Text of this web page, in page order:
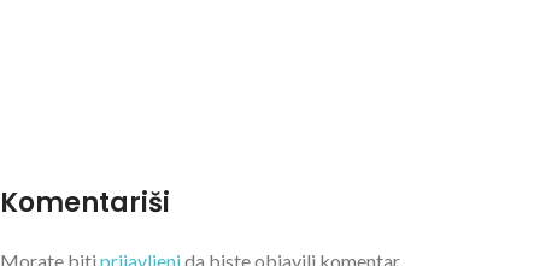
Komentariši
Morate biti prijavljenida biste objavili komentar.